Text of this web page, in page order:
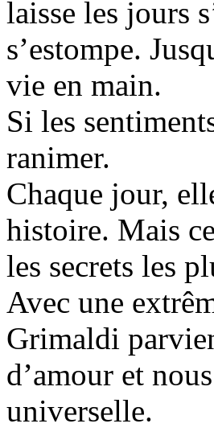
laisse les jours
s’estompe.
vie en main.
Si les
ranimer.
Chaque jour,
histoire. Mais
les secrets les
Avec une
Grimaldi
d’amour et
universelle.